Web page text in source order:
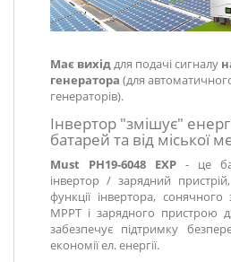
Має вихіддля подачі сигналу
генератора (для
генераторів).
Інвертор "змішує"
батарей та від міської
Must PH19-6048 EXP - це
інвертор / зарядний
функції інвертора,
MPPT і зарядного пристрою
забезпечує підтримку
економії ел. енергії.